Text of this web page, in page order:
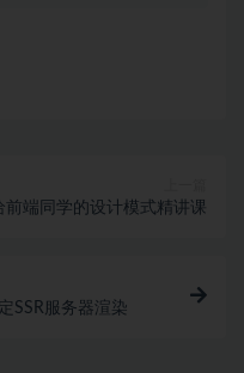
前端同学的设计模式精讲课
SSR服务器渲染